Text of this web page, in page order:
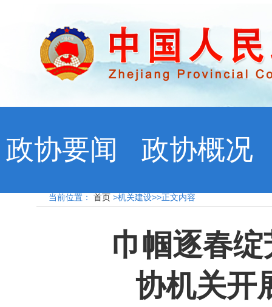
政协要闻 政协概况
当前位置： 首页 >机关建设>>正文内容
巾帼逐春
协机关开